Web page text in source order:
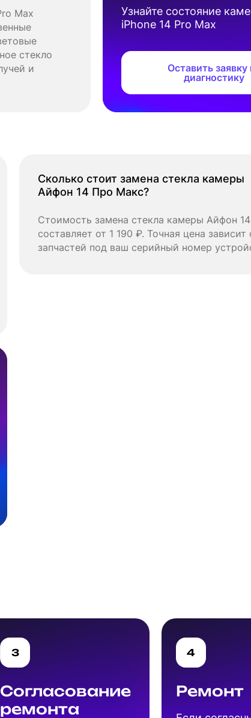
Max
стекло
и
Узнайте состояние
iPhone 14 Pro Max
Оставить заявку
диагностику
Сколько стоит замена стекла камеры
Айфон 14 Про Макс?
Стоимость замена стекла камеры Айфон
составляет от 1 190 ₽. Точная цена зависит
запчастей под ваш серийный номер
3
Согласование
ремонта
4
Ремонт